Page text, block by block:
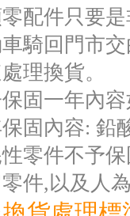
配件只要
騎回門市
理換貨。
保固一年
固內容: 鉛
零件不予
件,以及人